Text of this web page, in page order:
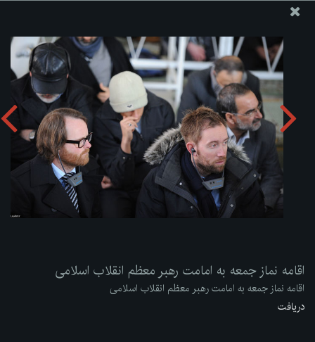
ارسال نامه
وجوهات
اقامه نماز جمعه به امامت رهبر معظم انقلاب اسلامی
دریافت آلبوم:zip
اقامه نماز جمعه به امامت رهبر معظم انقلاب اسلامی
اقامه نماز جمعه به امامت رهبر معظم انقلاب اسلامی
دریافت